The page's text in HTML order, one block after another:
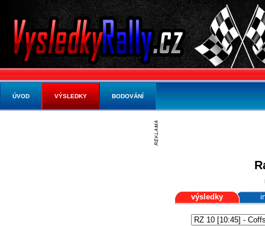
výsledky
ÚVOD VÝSLEDKY BODOVÁNÍ